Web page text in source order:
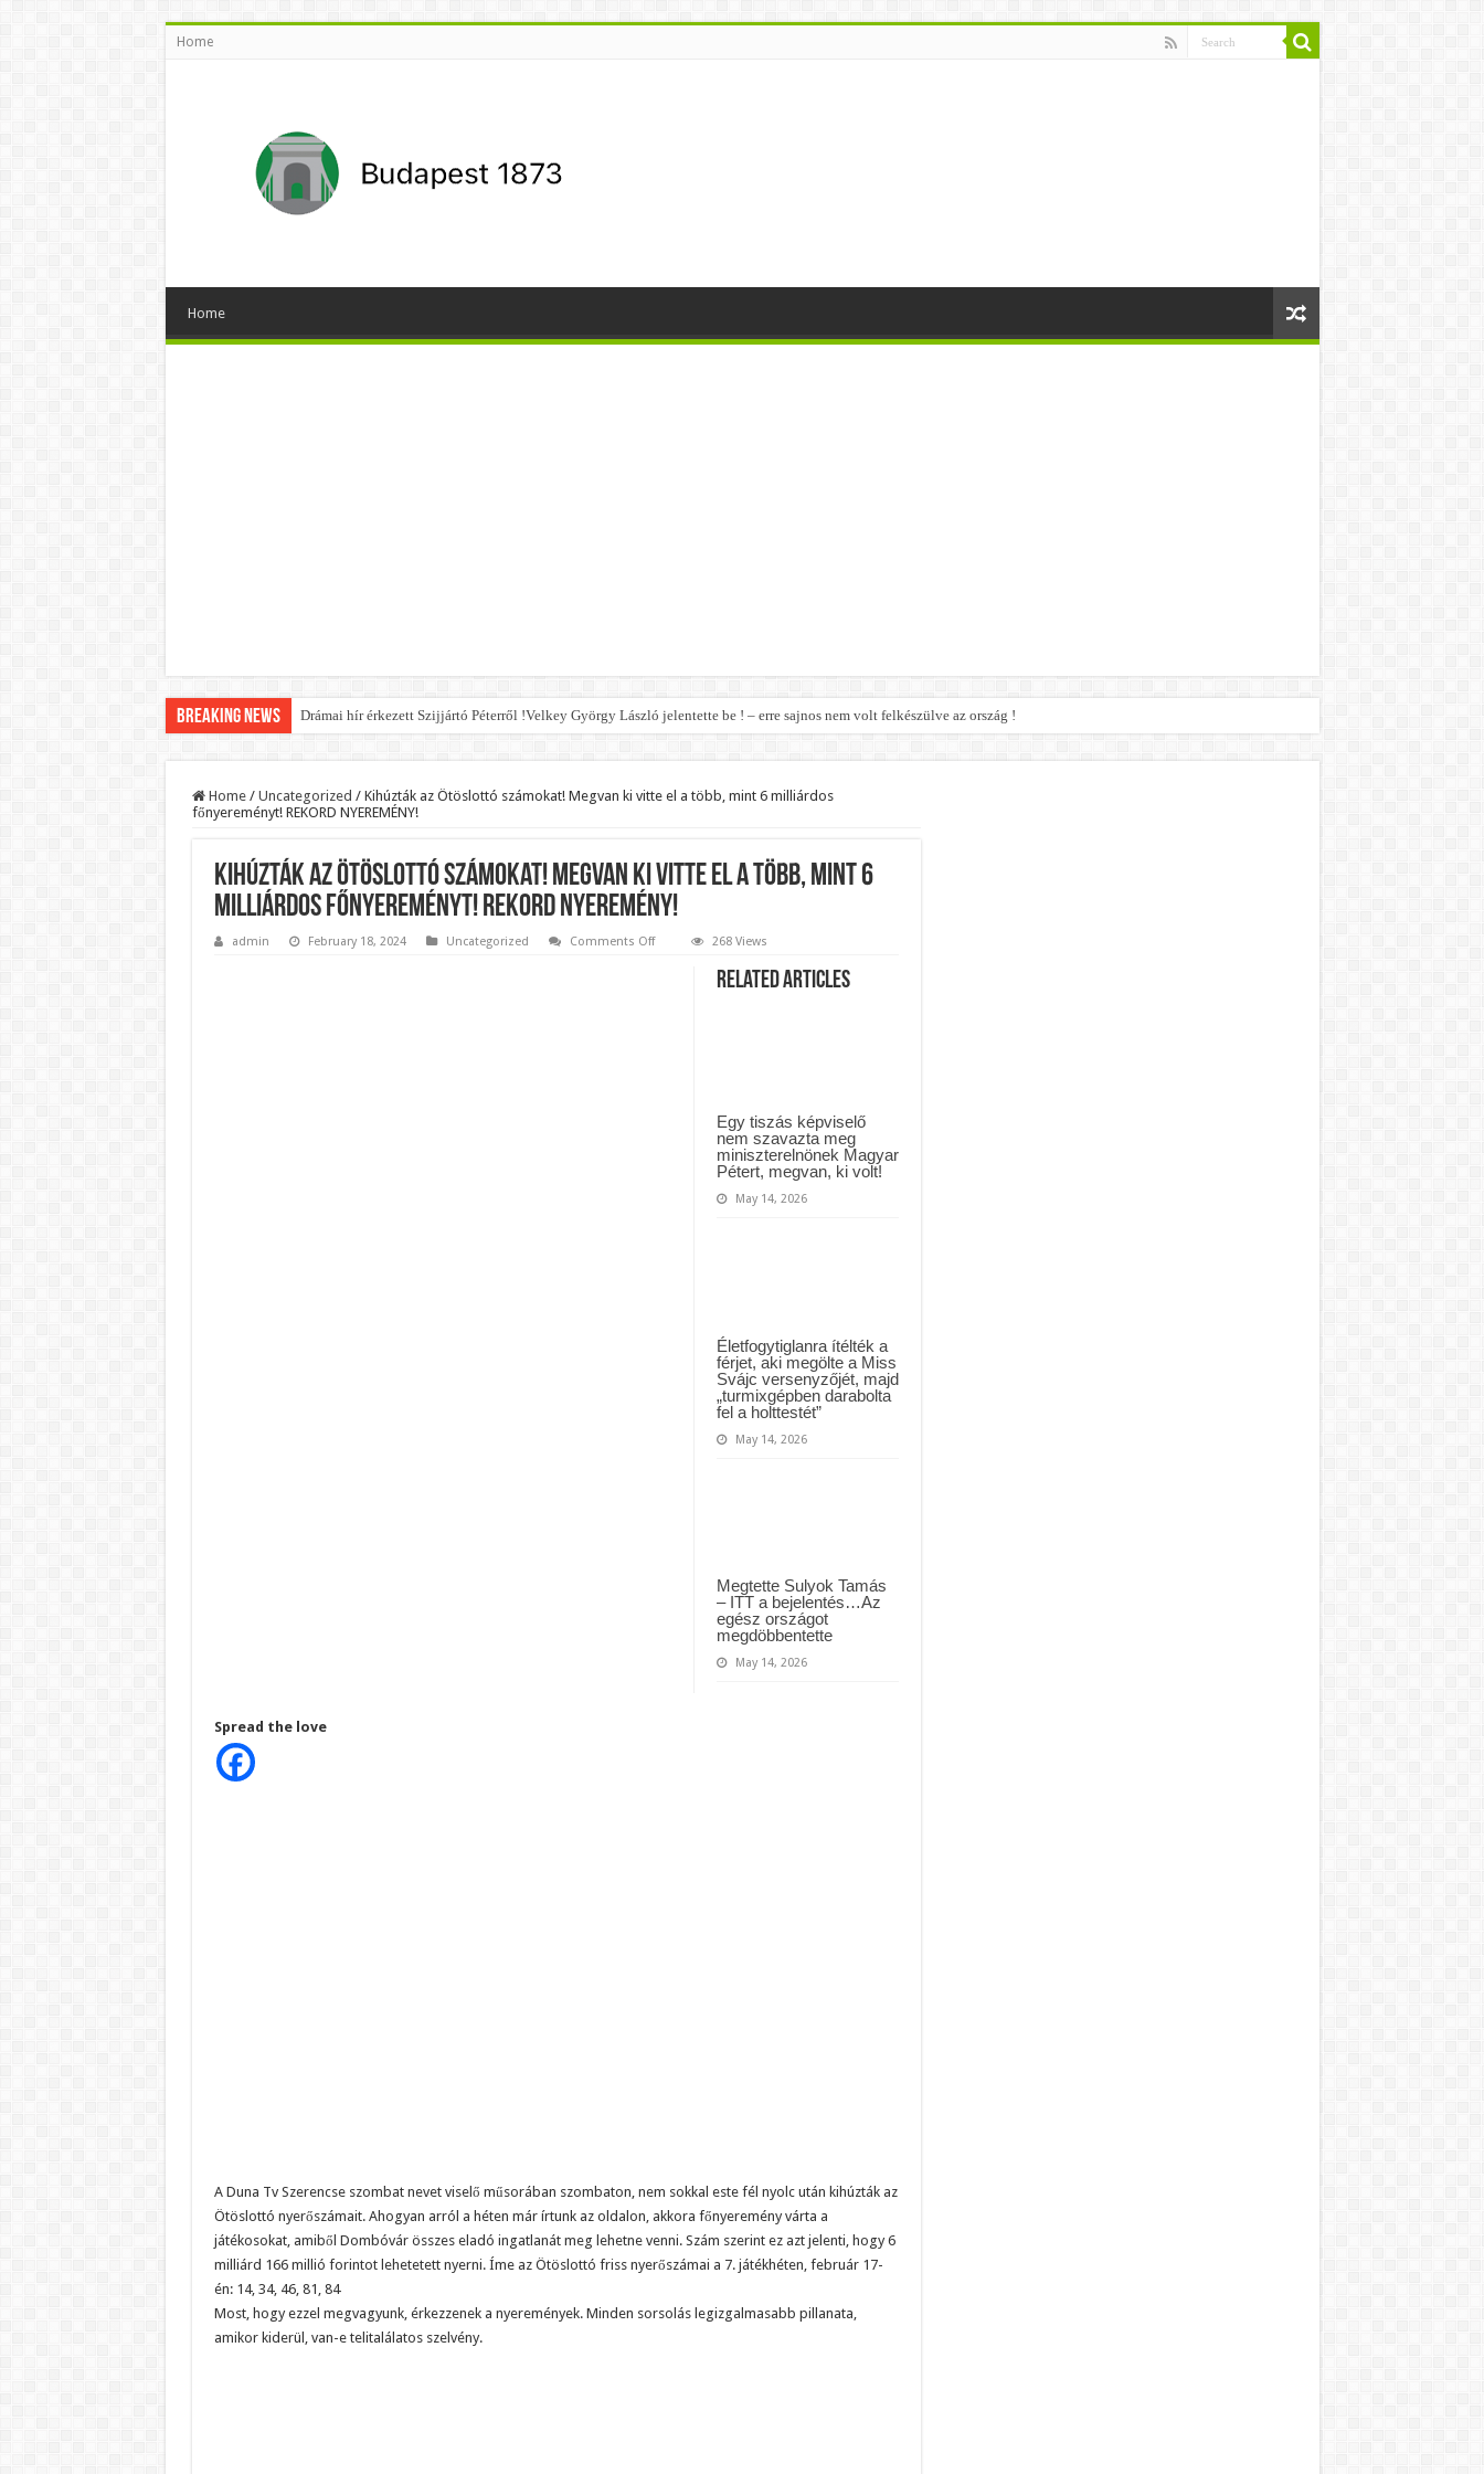
Home
Home
Breaking News Drámai hír érkezett Szijjártó Péterről !Velkey György László jelentette be ! – erre sajnos nem volt felkészülve az ország !
Döntés született:Hozzányúl a kormány a nyugdíjhoz: a legkevesebből élők örülhetnek nagyon!
RENDKÍVÜLI! Kivonul a Tesco, ez jön helyette – Hatalmas a felháborodás az országban:
Orbán schließt geheimen MEGA-Deal mit Putin ab – Ursula von der Leyen explodiert vor Wut! – bebe
Kezdeményezték Pócs János mentelmi jogának felfüggesztését,botrányos dolog derült ki!
Home / Uncategorized / Kihúzták az Ötöslottó számokat! Megvan ki vitte el a több, mint 6 milliárdos
főnyereményt! REKORD NYEREMÉNY!
Kihúzták az Ötöslottó számokat! Megvan ki vitte el a több, mint 6
milliárdos főnyereményt! REKORD NYEREMÉNY!
admin February 18, 2024 Uncategorized Comments Offon
főnyereményt!
NYEREMÉNY!
268 Views
Related Articles
Egy tiszás képviselő
nem szavazta meg
miniszterelnönek Magyar
Pétert, megvan, ki volt!
May 14, 2026
Életfogytiglanra ítélték a
férjet, aki megölte a Miss
Svájc versenyzőjét, majd
„turmixgépben darabolta
fel a holttestét”
May 14, 2026
Megtette Sulyok Tamás
– ITT a bejelentés…Az
egész országot
megdöbbentette
May 14, 2026
Spread the love
A Duna Tv Szerencse szombat nevet viselő műsorában szombaton, nem sokkal este fél nyolc után kihúzták az
Ötöslottó nyerőszámait. Ahogyan arról a héten már írtunk az oldalon, akkora főnyeremény várta a
játékosokat, amiből Dombóvár összes eladó ingatlanát meg lehetne venni. Szám szerint ez azt jelenti, hogy 6
milliárd 166 millió forintot lehetetett nyerni. Íme az Ötöslottó friss nyerőszámai a 7. játékhéten, február 17-
én: 14, 34, 46, 81, 84
Most, hogy ezzel megvagyunk, érkezzenek a nyeremények. Minden sorsolás legizgalmasabb pillanata,
amikor kiderül, van-e telitalálatos szelvény.